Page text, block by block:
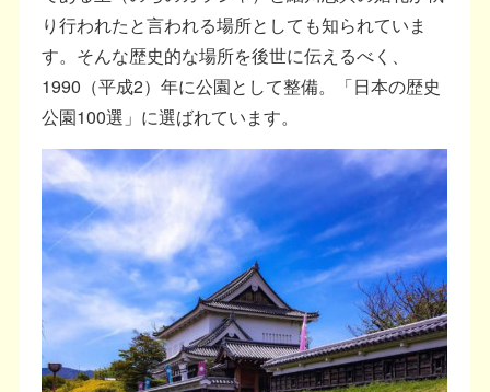
り行われたと言われる場所としても知られていま
す。そんな歴史的な場所を後世に伝えるべく、
1990（平成2）年に公園として整備。「日本の歴史
公園100選」に選ばれています。